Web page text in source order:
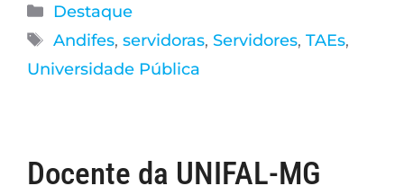
Destaque
Andifes, servidoras, Servidores, TAEs,
Universidade Pública
Docente da UNIFAL-MG